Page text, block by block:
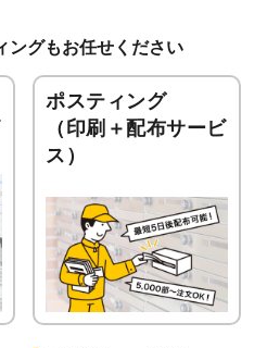
ングもお任せください
ポスティング
（印刷＋配布サービ
ス）